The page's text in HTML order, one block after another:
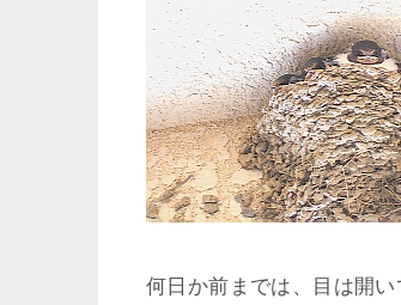
何日か前までは、目は開